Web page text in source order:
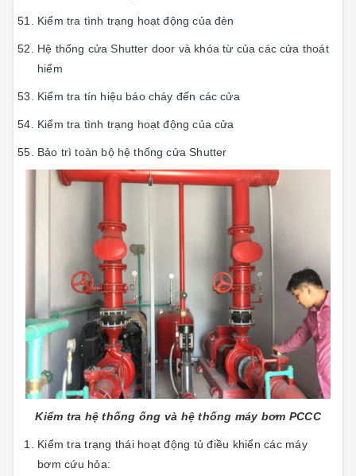
Kiểm tra tình trạng hoạt động của đèn
Hệ thống cửa Shutter door và khóa từ của các cửa thoát
hiểm
Kiểm tra tín hiệu báo cháy đến các cửa
Kiểm tra tình trạng hoạt động của cửa
Bảo trì toàn bộ hệ thống cửa Shutter
Kiểm tra hệ thống ống và hệ thống máy bơm PCCC
Kiểm tra trạng thái hoạt động tủ điều khiển các máy
bơm cứu hỏa: